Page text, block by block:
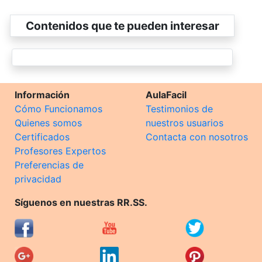
Contenidos que te pueden interesar
Información
Cómo Funcionamos
Quienes somos
Certificados
Profesores Expertos
Preferencias de
privacidad
AulaFacil
Testimonios de
nuestros usuarios
Contacta con nosotros
Síguenos en nuestras RR.SS.